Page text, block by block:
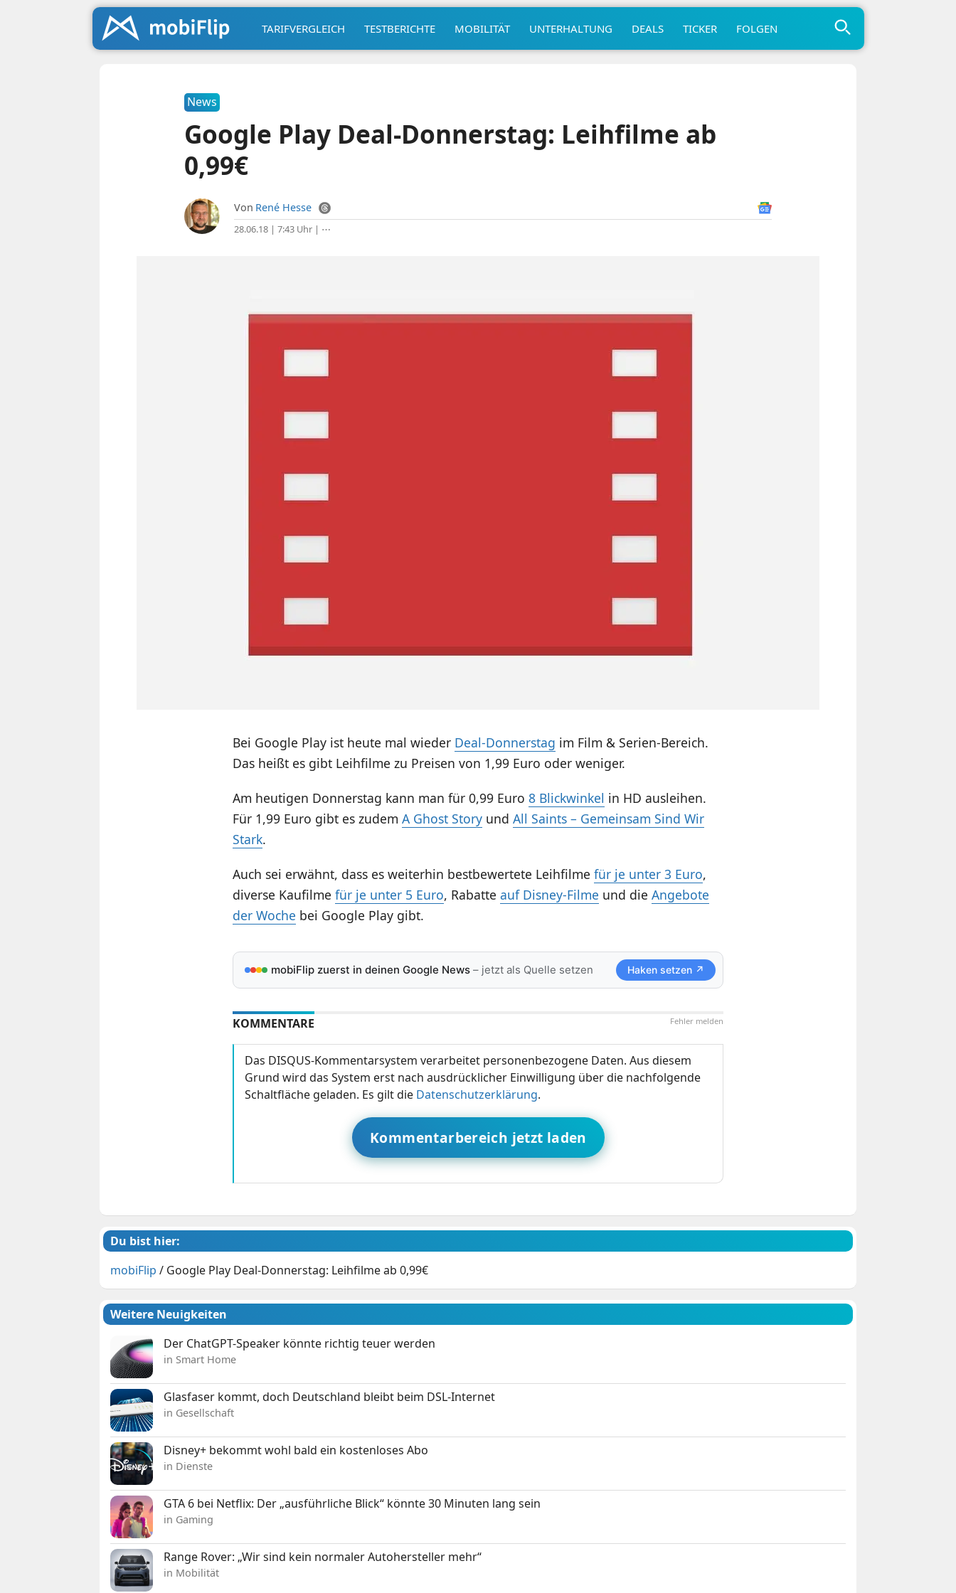
TARIFVERGLEICH TESTBERICHTE MOBILITÄT UNTERHALTUNG DEALS TICKER FOLGEN
News
Google Play Deal-Donnerstag: Leihfilme ab
0,99€
Von René Hesse
28.06.18 | 7:43 Uhr| ⋯
Bei Google Play ist heute mal wieder Deal-Donnerstag im Film & Serien-Bereich.
Das heißt es gibt Leihfilme zu Preisen von 1,99 Euro oder weniger.
Am heutigen Donnerstag kann man für 0,99 Euro 8 Blickwinkel in HD ausleihen.
Für 1,99 Euro gibt es zudem A Ghost Storyund All Saints – Gemeinsam Sind Wir
Stark.
Auch sei erwähnt, dass es weiterhin bestbewertete Leihfilme für je unter 3 Euro,
diverse Kaufilme für je unter 5 Euro, Rabatte auf Disney-Filme und die Angebote
der Woche bei Google Play gibt.
mobiFlip zuerst in deinen Google News– jetzt als Quelle setzen Haken setzen ↗
Fehler melden
KOMMENTARE
Das DISQUS-Kommentarsystem verarbeitet personenbezogene Daten. Aus diesem
Grund wird das System erst nach ausdrücklicher Einwilligung über die nachfolgende
Schaltfläche geladen. Es gilt die Datenschutzerklärung.
Kommentarbereich jetzt laden
Du bist hier:
mobiFlip / Google Play Deal-Donnerstag: Leihfilme ab 0,99€
Weitere Neuigkeiten
Der ChatGPT-Speaker könnte richtig teuer werden
in Smart Home
Glasfaser kommt, doch Deutschland bleibt beim DSL-Internet
in Gesellschaft
Disney+ bekommt wohl bald ein kostenloses Abo
in Dienste
GTA 6 bei Netflix: Der „ausführliche Blick“ könnte 30 Minuten lang sein
in Gaming
Range Rover: „Wir sind kein normaler Autohersteller mehr“
in Mobilität